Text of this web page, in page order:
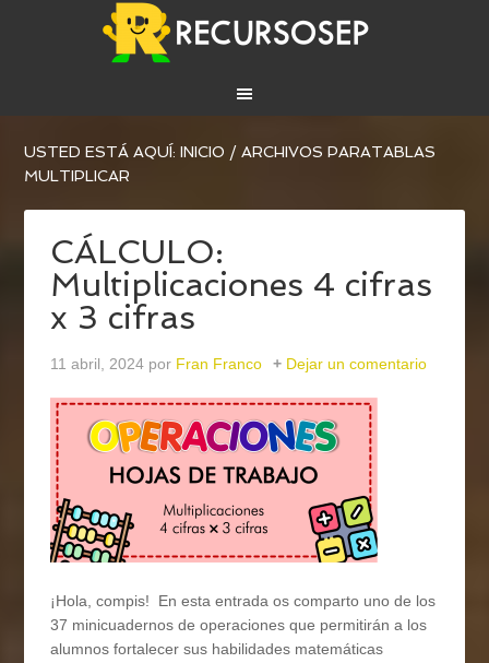
USTED ESTÁ AQUÍ:INICIO / ARCHIVOS PARATABLAS
MULTIPLICAR
CÁLCULO:
Multiplicaciones 4 cifras
x 3 cifras
11 abril, 2024 por Fran Franco Dejar un comentario
¡Hola, compis! En esta entrada os comparto uno de los
37 minicuadernos de operaciones que permitirán a los
alumnos fortalecer sus habilidades matemáticas